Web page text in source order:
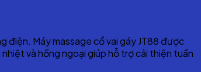
điện. Máy massage cổ vai gáy JT88 được
và hồng ngoại giúp hỗ trợ cải thiện tuần